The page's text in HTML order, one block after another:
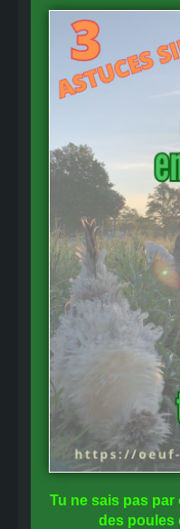
Tu ne sais pas par
des poules